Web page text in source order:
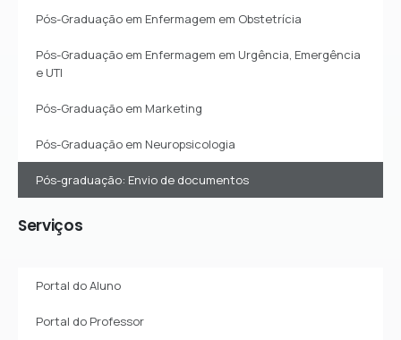
Pós-Graduação em Enfermagem em Obstetrícia
Pós-Graduação em Enfermagem em Urgência, Emergência
e UTI
Pós-Graduação em Marketing
Pós-Graduação em Neuropsicologia
Pós-graduação: Envio de documentos
Serviços
Portal do Aluno
Portal do Professor